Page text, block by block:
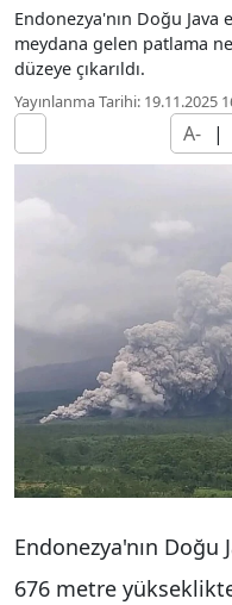
Endonezya'nın Doğu Java
meydana gelen patlama
düzeye çıkarıldı.
Yayınlanma Tarihi: 19.11.2025
A- |
Endonezya'nın
676 metre